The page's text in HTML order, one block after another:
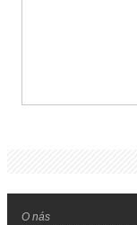
O nás